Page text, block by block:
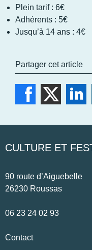
Plein tarif : 6€
Adhérents : 5€
Jusqu’à 14 ans : 4€
Partager cet article
CULTURE ET
90 route d’Aiguebelle
26230 Roussas
06 23 24 02 93
Contact